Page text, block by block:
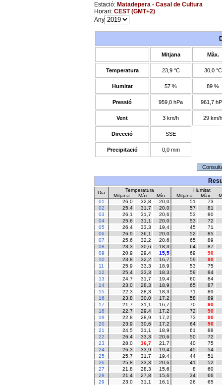
Estació: Matadepera - Casal de Cultura
Horari: CEST (GMT+2)
Any
Mitjana Màx.
Temperatura 23,9 °C 30,0 °C
Humitat 57 % 89 %
Pressió 959,0 hPa 961,7
Vent 3 km/h 29 km/h
Direcció SSE
Precipitació 0,0 mm
Dia Temperatura
Humitat
Mitjana
Màx. Mín. Mitjana Màx.
01
26,0 32,8 20,0 51
73
02
25,4 31,7 20,0 57
81
03
26,1 31,7 20,6 53
80
04
25,6 31,1 20,0 53
72
05
26,4 33,3 19,4 45
71
06
26,9 36,1 20,0 52
85
07
25,6 32,2 20,6 65
89
08
23,3 30,6 18,3 64
87
09
20,9 29,4 15,5 69
90
10
23,8 32,2 16,7 59
90
11
25,9 33,3 18,9 53
75
12
25,4 33,3 18,3 59
84
13
24,7 31,7 19,4 60
84
14
23,0 28,3 18,9 65
87
15
22,3 28,3 18,3 71
89
16
23,8 30,0 17,2 58
89
17
21,7 31,1 16,7 70
90
18
22,7 29,4 17,2 72
90
19
22,8 28,9 17,2 73
90
20
23,9 30,6 17,2 64
90
21
24,5 31,1 18,9 61
88
22
26,4 33,3 20,6 50
72
23
28,0 36,7 21,7 40
75
24
26,3 33,9 19,4 45
54
25
25,7 31,7 19,4 44
51
26
25,8 33,3 20,6 41
52
27
21,8 28,3 15,6 8
60
28
21,4 27,8 15,6 34
66
29
23,0 31,1 16,1 26
65